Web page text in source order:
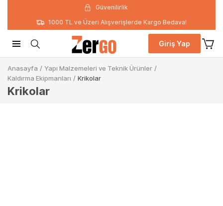
Güvenilirlik
1000 TL ve Üzeri Alışverişlerde Kargo Bedava!
Giriş Yap
Anasayfa / Yapı Malzemeleri ve Teknik Ürünler /
Kaldırma Ekipmanları / Krikolar
Krikolar